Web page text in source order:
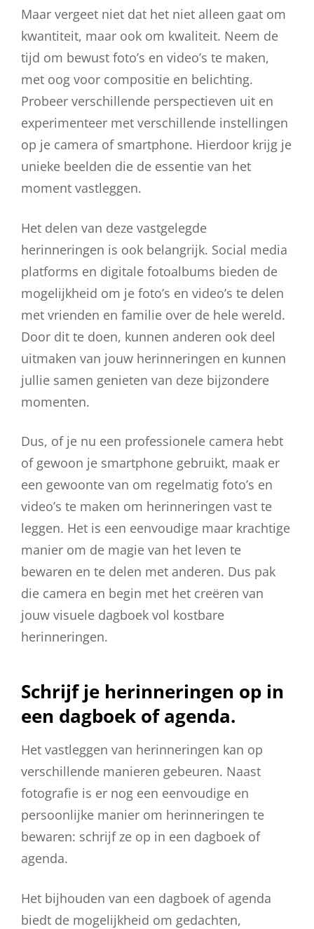
Maar vergeet niet dat het niet alleen gaat om
kwantiteit, maar ook om kwaliteit. Neem de
tijd om bewust foto’s en video’s te maken,
met oog voor compositie en belichting.
Probeer verschillende perspectieven uit en
experimenteer met verschillende instellingen
op je camera of smartphone. Hierdoor krijg je
unieke beelden die de essentie van het
moment vastleggen.
Het delen van deze vastgelegde
herinneringen is ook belangrijk. Social media
platforms en digitale fotoalbums bieden de
mogelijkheid om je foto’s en video’s te delen
met vrienden en familie over de hele wereld.
Door dit te doen, kunnen anderen ook deel
uitmaken van jouw herinneringen en kunnen
jullie samen genieten van deze bijzondere
momenten.
Dus, of je nu een professionele camera hebt
of gewoon je smartphone gebruikt, maak er
een gewoonte van om regelmatig foto’s en
video’s te maken om herinneringen vast te
leggen. Het is een eenvoudige maar krachtige
manier om de magie van het leven te
bewaren en te delen met anderen. Dus pak
die camera en begin met het creëren van
jouw visuele dagboek vol kostbare
herinneringen.
Schrijf je herinneringen op in
een dagboek of agenda.
Het vastleggen van herinneringen kan op
verschillende manieren gebeuren. Naast
fotografie is er nog een eenvoudige en
persoonlijke manier om herinneringen te
bewaren: schrijf ze op in een dagboek of
agenda.
Het bijhouden van een dagboek of agenda
biedt de mogelijkheid om gedachten,